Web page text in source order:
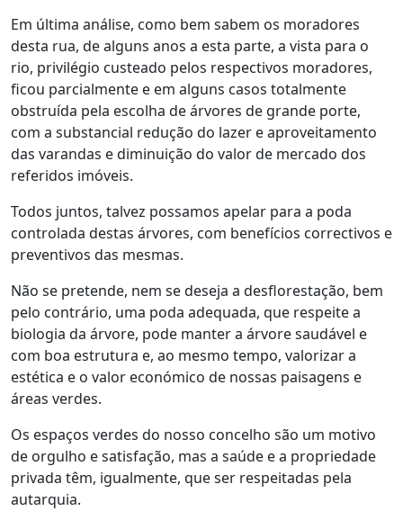
Em última análise, como bem sabem os moradores
desta rua, de alguns anos a esta parte, a vista para o
rio, privilégio custeado pelos respectivos moradores,
ficou parcialmente e em alguns casos totalmente
obstruída pela escolha de árvores de grande porte,
com a substancial redução do lazer e aproveitamento
das varandas e diminuição do valor de mercado dos
referidos imóveis.
Todos juntos, talvez possamos apelar para a poda
controlada destas árvores, com benefícios correctivos e
preventivos das mesmas.
Não se pretende, nem se deseja a desflorestação, bem
pelo contrário, uma poda adequada, que respeite a
biologia da árvore, pode manter a árvore saudável e
com boa estrutura e, ao mesmo tempo, valorizar a
estética e o valor económico de nossas paisagens e
áreas verdes.
Os espaços verdes do nosso concelho são um motivo
de orgulho e satisfação, mas a saúde e a propriedade
privada têm, igualmente, que ser respeitadas pela
autarquia.